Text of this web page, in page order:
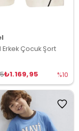
Çocuk Şort
₺1.169,95 %10